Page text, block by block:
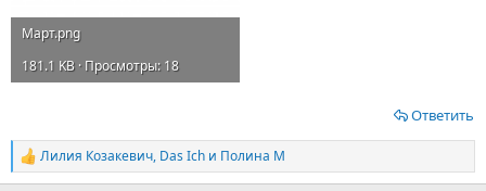
Март.png
181.1 KB · Просмотры: 18
Ответить
Р
е
Лилия Козакевич, Das Ich и Полина М